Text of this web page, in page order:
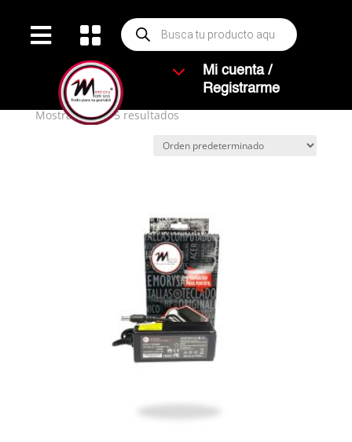
  Búsqueda
de
productos
3
Mi cuenta /
Registrarme
/ Productos etiquetados “MONITOR”
MONITOR
Mostrando los 5 resultados